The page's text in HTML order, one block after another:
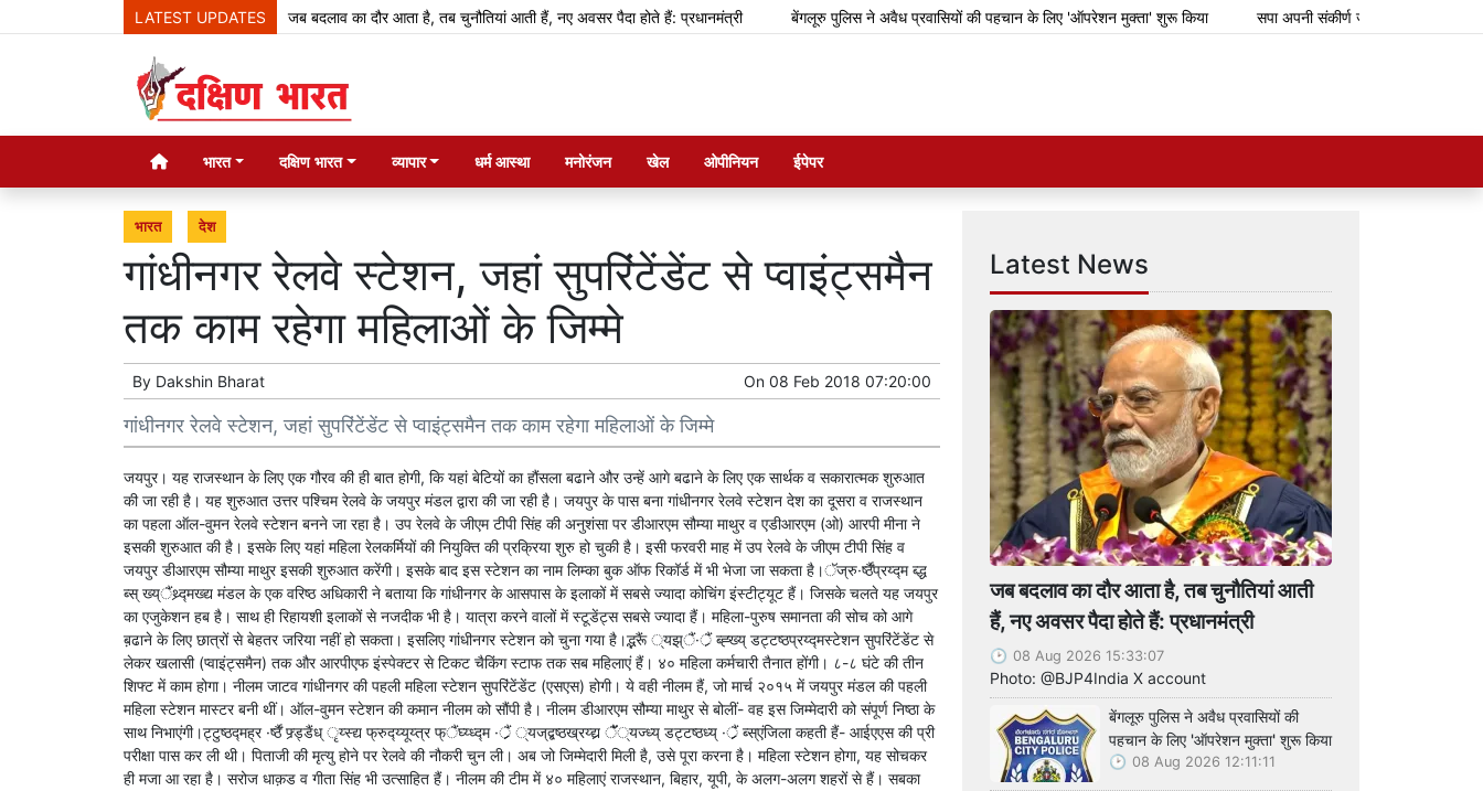
LATEST UPDATESजब बदलाव का दौर आता है, तब चुनौतियां आती हैं, नए अवसर पैदा होते हैं: प्रधानमंत्री बेंगलूरु पुलिस ने अवैध प्रवासियों की पहचान के लिए 'ऑपरेशन मुक्ता' शुरू किया सपा अपनी संकीर्ण जातिवादी राजनीति के लिए
भारत दक्षिण भारत व्यापार धर्म आस्था मनोरंजन खेल ओपीनियन ईपेपर
भारत देश
गांधीनगर रेलवे स्टेशन, जहां सुपरिंटेंडेंट से प्वाइंट्समैन
तक काम रहेगा महिलाओं के जिम्मे
By Dakshin Bharat On 08 Feb 2018 07:20:00
गांधीनगर रेलवे स्टेशन, जहां सुपरिंटेंडेंट से प्वाइंट्समैन तक काम रहेगा महिलाओं के जिम्मे
जयपुर। यह राजस्थान के लिए एक गौरव की ही बात होगी, कि यहां बेटियों का हौंसला बढाने और उन्हें आगे बढाने के लिए एक सार्थक व सकारात्मक शुरुआत
की जा रही है। यह शुरुआत उत्तर पश्चिम रेलवे के जयपुर मंडल द्वारा की जा रही है। जयपुर के पास बना गांधीनगर रेलवे स्टेशन देश का दूसरा व राजस्थान
का पहला ऑल-वुमन रेलवे स्टेशन बनने जा रहा है। उप रेलवे के जीएम टीपी सिंह की अनुशंसा पर डीआरएम सौम्या माथुर व एडीआरएम (ओ) आरपी मीना ने
इसकी शुरुआत की है। इसके लिए यहां महिला रेलकर्मियों की नियुक्ति की प्रक्रिया शुरु हो चुकी है। इसी फरवरी माह में उप रेलवे के जीएम टीपी सिंह व
जयपुर डीआरएम सौम्या माथुर इसकी शुरुआत करेंगी। इसके बाद इस स्टेशन का नाम लिम्का बुक ऑफ रिकॉर्ड में भी भेजा जा सकता है।ॅज्रु·र्ष्ठैंप्रय्द्म ब्द्ध
ब्स् ख्य्ैंथ्र्‍द्मख्द्य मंडल के एक वरिष्ठ अधिकारी ने बताया कि गांधीनगर के आसपास के इलाकों में सबसे ज्यादा कोचिंग इंस्टीट्यूट हैं। जिसके चलते यह जयपुर
का एजुकेशन हब है। साथ ही रिहायशी इलाकों से नजदीक भी है। यात्रा करने वालों में स्टूडेंट्स सबसे ज्यादा हैं। महिला-पुरुष समानता की सोच को आगे
ब़ढाने के लिए छात्रों से बेहतर जरिया नहीं हो सकता। इसलिए गांधीनगर स्टेशन को चुना गया है।द्भरूैं ्यझ्ैं·र्ैं ब्ह्ख्य् डट्टष्ठप्रय्द्मस्टेशन सुपरिंटेंडेंट से
लेकर खलासी (प्वाइंट्समैन) तक और आरपीएफ इंस्पेक्टर से टिकट चैकिंग स्टाफ तक सब महिलाएं हैं। ४० महिला कर्मचारी तैनात होंगी। ८-८ घंटे की तीन
शिफ्ट में काम होगा। नीलम जाटव गांधीनगर की पहली महिला स्टेशन सुपरिंटेंडेंट (एसएस) होगी। ये वही नीलम हैं, जो मार्च २०१५ में जयपुर मंडल की पहली
महिला स्टेशन मास्टर बनी थीं। ऑल-वुमन स्टेशन की कमान नीलम को सौंपी है। नीलम डीआरएम सौम्या माथुर से बोलीं- वह इस जिम्मेदारी को संपूर्ण निष्ठा के
साथ निभाएंगी।ट्टुष्ठद्मह्र ·र्ष्ठैं फ्र्ड्डैंध् ृय्स्द्य फ्रुद्य्यूय्त्र फ्ैंघ्य्ध्द्म ·र्ैंर्‍ ्यज्द्बष्ठख्रय्द्यर्‍ ॅैं्यज्ध्य् डट्टष्ठध्य् ·र्ैंर्‍ ब्स्एंजिला कहती हैं- आईएएस की प्री
परीक्षा पास कर ली थी। पिताजी की मृत्यु होने पर रेलवे की नौकरी चुन ली। अब जो जिम्मेदारी मिली है, उसे पूरा करना है। महिला स्टेशन होगा, यह सोचकर
ही मजा आ रहा है। सरोज धाक़ड व गीता सिंह भी उत्साहित हैं। नीलम की टीम में ४० महिलाएं राजस्थान, बिहार, यूपी, के अलग-अलग शहरों से हैं। सबका
Latest News
जब बदलाव का दौर आता है, तब चुनौतियां आती
हैं, नए अवसर पैदा होते हैं: प्रधानमंत्री
08 Aug 2026 15:33:07
Photo: @BJP4India X account
बेंगलूरु पुलिस ने अवैध प्रवासियों की
पहचान के लिए 'ऑपरेशन मुक्ता' शुरू किया
08 Aug 2026 12:11:11